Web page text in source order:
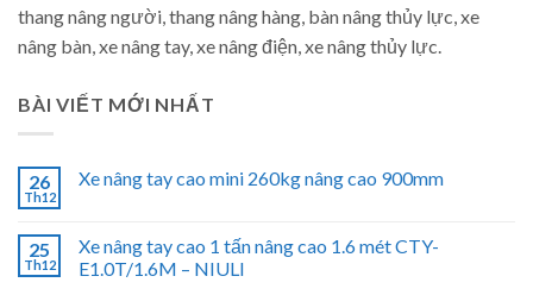
thang nâng người, thang nâng hàng, bàn nâng thủy lực, xe
nâng bàn, xe nâng tay, xe nâng điện, xe nâng thủy lực.
BÀI VIẾT MỚI NHẤT
26
Th12
Xe nâng tay cao mini 260kg nâng cao 900mm
25
Th12
Xe nâng tay cao 1 tấn nâng cao 1.6 mét CTY-
E1.0T/1.6M – NIULI